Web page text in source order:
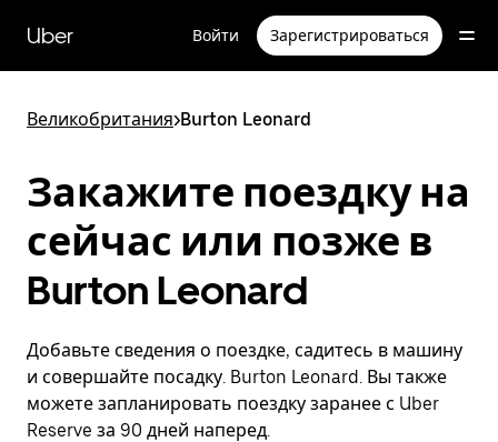
перейти
к
содержимому
Uber Войти Зарегистрироваться
Великобритания>Burton Leonard
Закажите поездку на
сейчас или позже в
Burton Leonard
Добавьте сведения о поездке, садитесь в машину
и совершайте посадку. Burton Leonard. Вы также
можете запланировать поездку заранее с Uber
Reserve за 90 дней наперед.